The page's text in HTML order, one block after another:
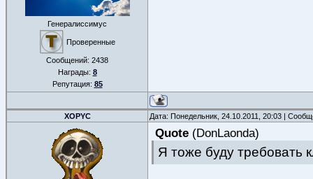
Генералиссимус
Проверенные
Сообщений: 2438
Награды: 8
Репутация: 85
XOPYC Дата: Понедельник, 24.10.2011, 20:03 |
Quote (DonLaonda)
Я тоже буду требовать